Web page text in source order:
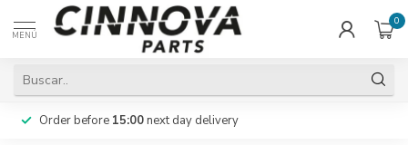
MENÚ
0
Order before 15:00next day delivery